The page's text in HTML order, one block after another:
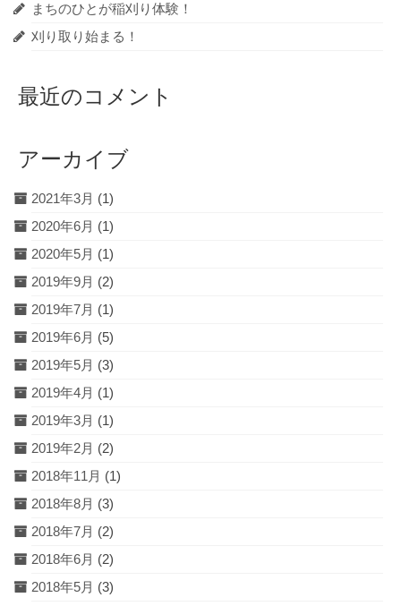
まちのひとが稲刈り体験！
刈り取り始まる！
最近のコメント
アーカイブ
2021年3月 (1)
2020年6月 (1)
2020年5月 (1)
2019年9月 (2)
2019年7月 (1)
2019年6月 (5)
2019年5月 (3)
2019年4月 (1)
2019年3月 (1)
2019年2月 (2)
2018年11月 (1)
2018年8月 (3)
2018年7月 (2)
2018年6月 (2)
2018年5月 (3)